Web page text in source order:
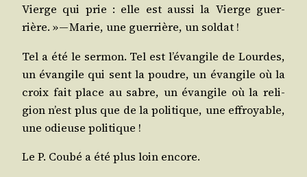
Vierge qui prie : elle est aus­si la Vierge guer­
rière. » — Marie, une guer­rière, un soldat !
Tel a été le ser­mon. Tel est l’é­van­gile de Lourdes,
un évan­gile qui sent la poudre, un évan­gile où la
croix fait place au sabre, un évan­gile où la reli­
gion n’est plus que de la poli­tique, une effroyable,
une odieuse politique !
Le P. Cou­bé a été plus loin encore.